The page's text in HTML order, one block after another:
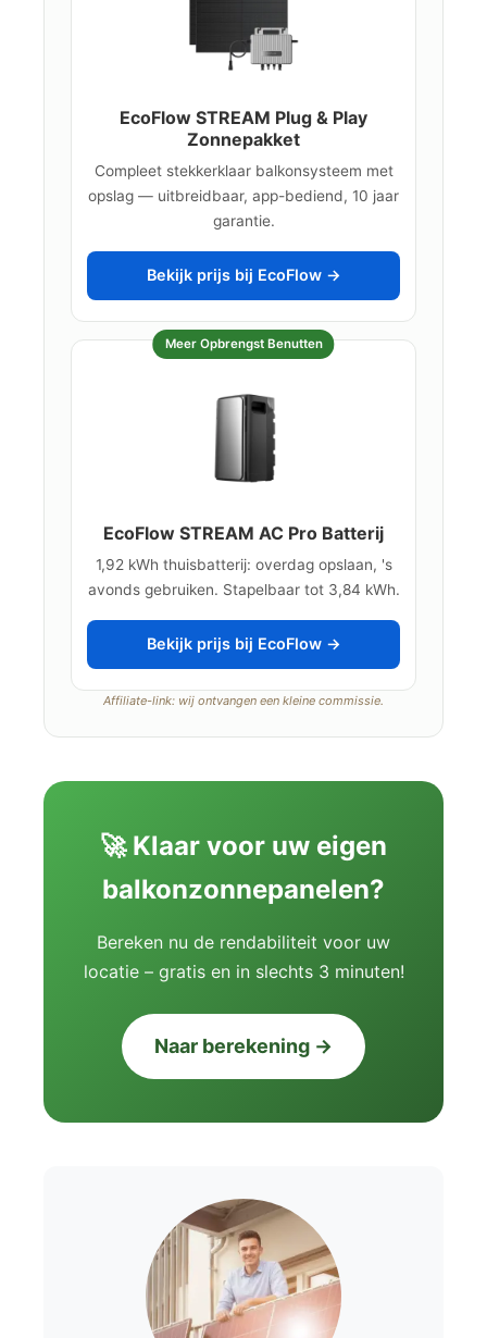
EcoFlow STREAM Plug & Play
Zonnepakket
Compleet stekkerklaar balkonsysteem met
opslag — uitbreidbaar, app-bediend, 10 jaar
garantie.
Bekijk prijs bij EcoFlow →
Meer Opbrengst Benutten
EcoFlow STREAM AC Pro Batterij
1,92 kWh thuisbatterij: overdag opslaan, 's
avonds gebruiken. Stapelbaar tot 3,84 kWh.
Bekijk prijs bij EcoFlow →
Affiliate-link: wij ontvangen een kleine commissie.
🚀 Klaar voor uw eigen
balkonzonnepanelen?
Bereken nu de rendabiliteit voor uw
locatie – gratis en in slechts 3 minuten!
Naar berekening →